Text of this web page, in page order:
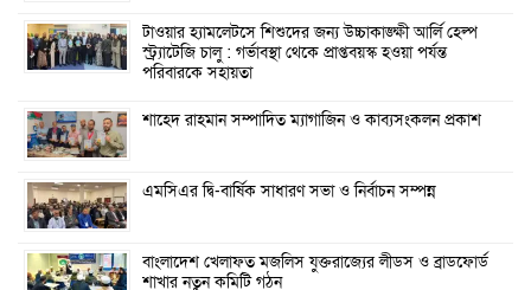
টাওয়ার হ্যামলেটসে শিশুদের জন্য উচ্চাকাঙ্ক্ষী আর্লি হেল্প
স্ট্র্যাটেজি চালু : গর্ভাবস্থা থেকে প্রাপ্তবয়স্ক হওয়া পর্যন্ত
পরিবারকে সহায়তা
শাহেদ রাহমান সম্পাদিত ম্যাগাজিন ও কাব্যসংকলন প্রকাশ
এমসিএর দ্বি-বার্ষিক সাধারণ সভা ও নির্বাচন সম্পন্ন
বাংলাদেশ খেলাফত মজলিস যুক্তরাজ্যের লীডস ও ব্রাডফোর্ড
শাখার নতুন কমিটি গঠন